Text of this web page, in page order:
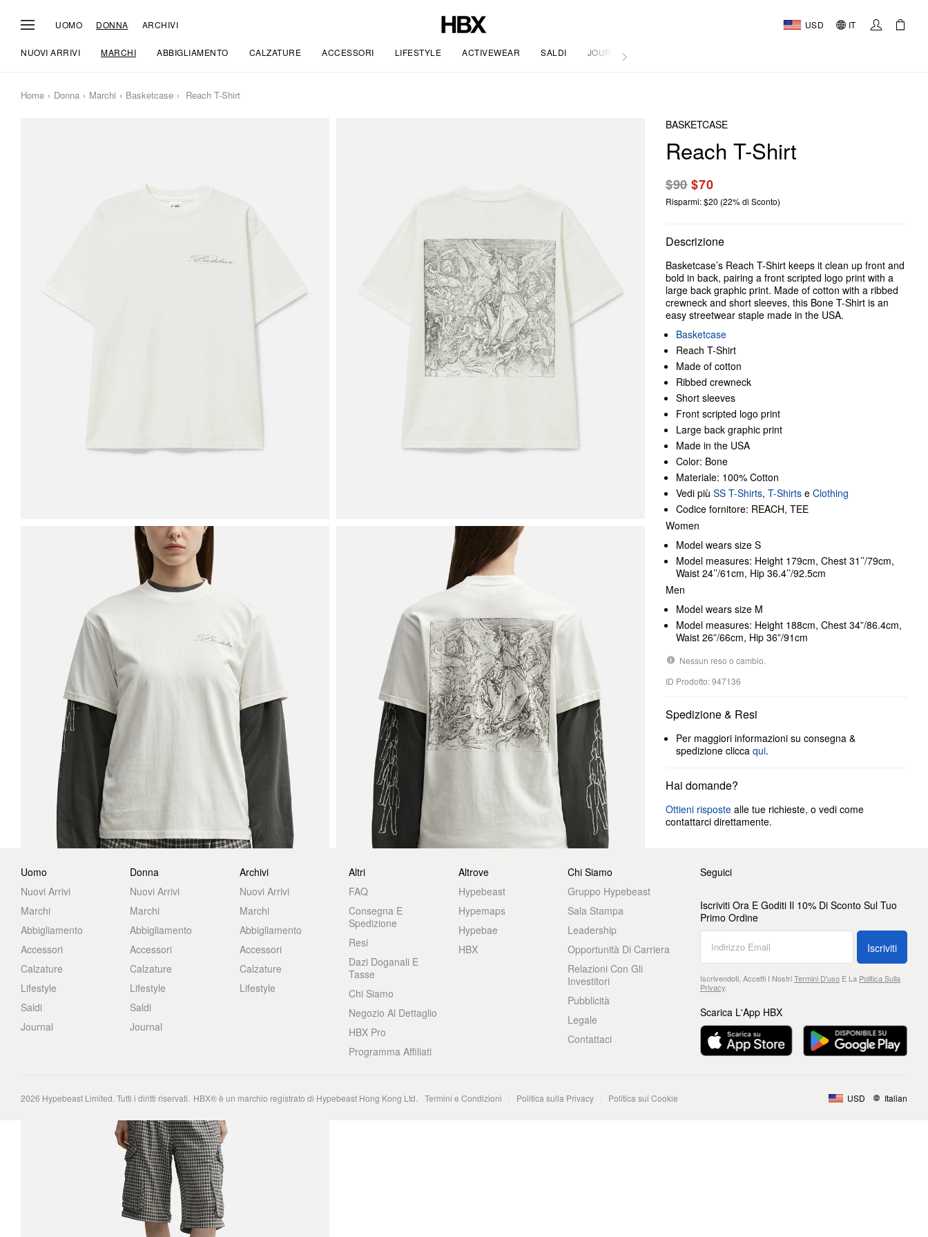
UOMO DONNA ARCHIVI USD IT
NUOVI ARRIVI MARCHI ABBIGLIAMENTO CALZATURE ACCESSORI LIFESTYLE ACTIVEWEAR SALDI JOURNAL
Home Donna Marchi Basketcase Reach T-Shirt
BASKETCASE
Reach T-Shirt
$90$70
Risparmi: $20 (22% di Sconto)
Descrizione
Basketcase’s Reach T-Shirt keeps it clean up front and
bold in back, pairing a front scripted logo print with a
large back graphic print. Made of cotton with a ribbed
crewneck and short sleeves, this Bone T-Shirt is an
easy streetwear staple made in the USA.
Basketcase
Reach T-Shirt
Made of cotton
Ribbed crewneck
Short sleeves
Front scripted logo print
Large back graphic print
Made in the USA
Color: Bone
Materiale: 100% Cotton
Vedi più SS T-Shirts, T-Shirts e Clothing
Codice fornitore: REACH, TEE
Women
Model wears size S
Model measures: Height 179cm, Chest 31’’/79cm,
Waist 24’’/61cm, Hip 36.4’’/92.5cm
Men
Model wears size M
Model measures: Height 188cm, Chest 34”/86.4cm,
Waist 26”/66cm, Hip 36”/91cm
Nessun reso o cambio.
ID Prodotto: 947136
Spedizione & Resi
Per maggiori informazioni su consegna &
spedizione clicca qui.
Hai domande?
Ottieni risposte alle tue richieste, o vedi come
contattarci direttamente.
Uomo
Nuovi Arrivi
Marchi
Abbigliamento
Accessori
Calzature
Lifestyle
Saldi
Journal
Donna
Nuovi Arrivi
Marchi
Abbigliamento
Accessori
Calzature
Lifestyle
Saldi
Journal
Archivi
Nuovi Arrivi
Marchi
Abbigliamento
Accessori
Calzature
Lifestyle
Altri
FAQ
Consegna E
Spedizione
Resi
Dazi Doganali E
Tasse
Chi Siamo
Negozio Al Dettaglio
HBX Pro
Programma Affiliati
Altrove
Hypebeast
Hypemaps
Hypebae
HBX
Chi Siamo
Gruppo Hypebeast
Sala Stampa
Leadership
Opportunità Di Carriera
Relazioni Con Gli
Investitori
Pubblicità
Legale
Contattaci
Seguici
Iscriviti Ora E Goditi Il 10% Di Sconto Sul Tuo
Primo Ordine
Iscriviti
Iscrivendoti, Accetti I NostriTermini D'usoE La Politica Sulla
Privacy.
Scarica L'App HBX
2026 Hypebeast Limited. Tutti i diritti riservati. HBX® è un marchio registrato di Hypebeast Hong Kong Ltd. Termini e Condizioni Politica sulla Privacy Politica sui Cookie USD Italian